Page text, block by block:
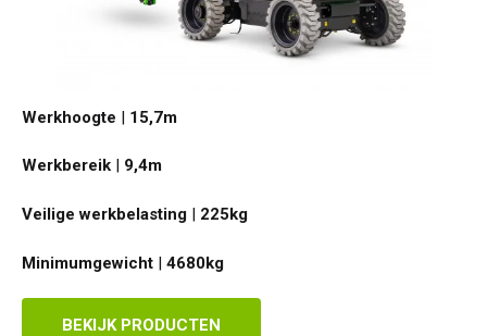
Werkhoogte | 15,7m
Werkbereik | 9,4m
Veilige werkbelasting | 225kg
Minimumgewicht | 4680kg
BEKIJK PRODUCTEN